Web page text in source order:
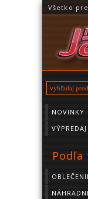
Všetko
NOVINKY
VÝPREDAJ
Podľa